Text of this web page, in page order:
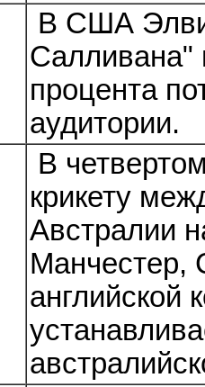
В США
Салливана"
процента
аудитории.
В
крикету
Австралии
Манчестер,
английской